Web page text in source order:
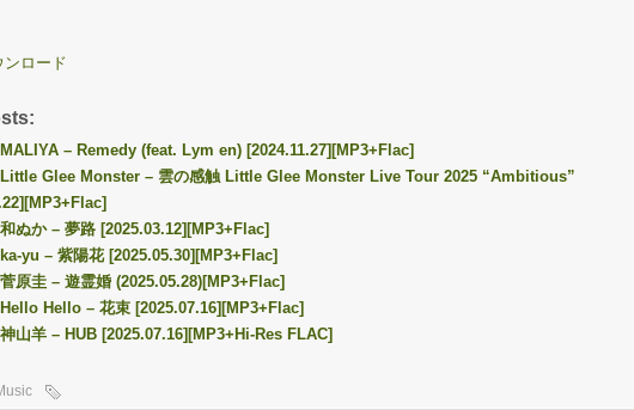
ンロード
– Remedy (feat. Lym en) [2024.11.27][MP3+Flac]
Glee Monster – 雲の感触 Little Glee Monster Live Tour 2025 “Ambitious”
ぬか – 夢路 [2025.03.12][MP3+Flac]
yu – 紫陽花 [2025.05.30][MP3+Flac]
原圭 – 遊霊婚 (2025.05.28)[MP3+Flac]
Hello – 花束 [2025.07.16][MP3+Flac]
山羊 – HUB [2025.07.16][MP3+Hi-Res FLAC]